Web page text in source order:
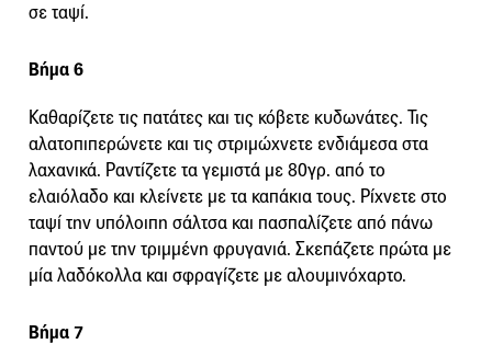
σε ταψί.
Βήμα 6
Καθαρίζετε τις πατάτες και τις κόβετε κυδωνάτες. Τις
αλατοπιπερώνετε και τις στριμώχνετε ενδιάμεσα στα
λαχανικά. Ραντίζετε τα γεμιστά με 80γρ. από το
ελαιόλαδο και κλείνετε με τα καπάκια τους. Ρίχνετε στο
ταψί την υπόλοιπη σάλτσα και πασπαλίζετε από πάνω
παντού με την τριμμένη φρυγανιά. Σκεπάζετε πρώτα με
μία λαδόκολλα και σφραγίζετε με αλουμινόχαρτο.
Βήμα 7